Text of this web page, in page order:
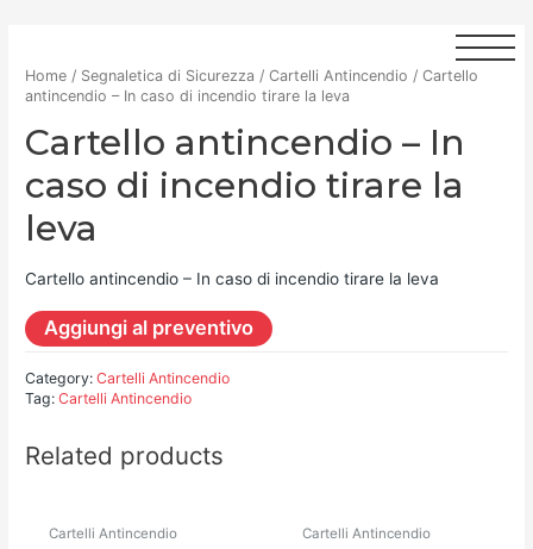
Home / Segnaletica di Sicurezza /Cartelli Antincendio / Cartello
antincendio – In caso di incendio tirare la leva
Cartello antincendio – In
caso di incendio tirare la
leva
Cartello antincendio – In caso di incendio tirare la leva
Aggiungi al preventivo
Category:Cartelli Antincendio
Tag:Cartelli Antincendio
Related products
Cartelli Antincendio Cartelli Antincendio